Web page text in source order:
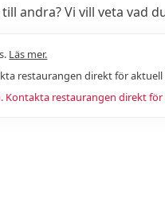
andra? Vi vill veta vad
Läs mer.
restaurangen direkt för
Kontakta restaurangen direkt